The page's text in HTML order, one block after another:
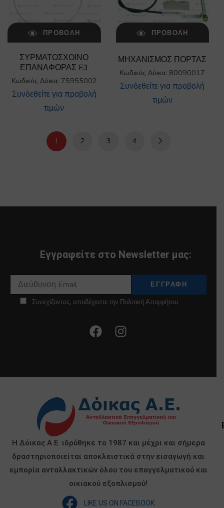
ΠΡΟΒΟΛΉ
ΣΥΡΜΑΤΟΣΧΟΙΝΟ
ΕΠΑΝΑΦΟΡΑΣ F3
Κωδικός Δόικα: 75955002
Συνδεθείτε για προβολή
τιμών
ΠΡΟΒΟΛΉ
ΜΗΧΑΝΙΣΜΟΣ ΠΟΡΤΑΣ
Κωδικός Δόικα: 80090017
Συνδεθείτε για προβολή
τιμών
1 2 3 4
Εγγραφείτε στο Newsletter μας:
Συνεχίζοντας, αποδέχεστε την Πολιτική Απορρήτου
Η Δόικας Α.Ε. ιδρύθηκε το 1987 και μέχρι και σήμερα
δραστηριοποιείται αποκλειστικά στην εισαγωγή και
εμπορία ανταλλακτικών όλου του επαγγελματικού και
οικιακού εξοπλισμού!
LIKE US ON FACEBOOK